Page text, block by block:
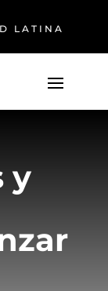
LATINA
y